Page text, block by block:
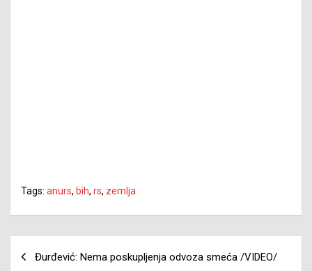
Tags: anurs, bih, rs, zemlja
Đurđević: Nema poskupljenja odvoza smeća /VIDEO/